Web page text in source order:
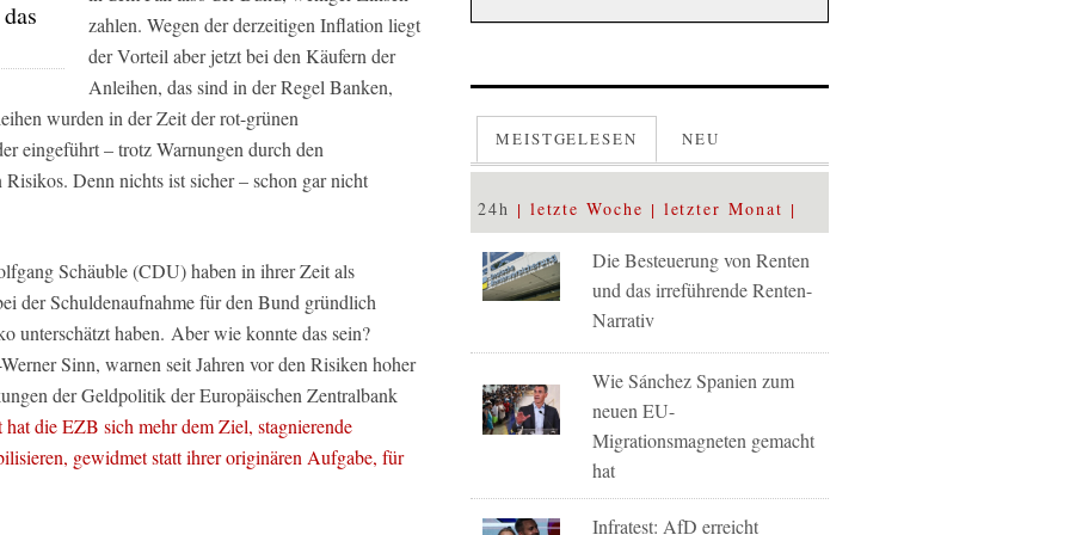
zahlen. Wegen der derzeitigen Inflation liegt
der Vorteil aber jetzt bei den Käufern der
Anleihen, das sind in der Regel Banken,
wurden in der Zeit der rot-grünen
eingeführt – trotz Warnungen durch den
Denn nichts ist sicher – schon gar nicht
Schäuble (CDU) haben in ihrer Zeit als
der Schuldenaufnahme für den Bund gründlich
unterschätzt haben. Aber wie konnte das sein?
Sinn, warnen seit Jahren vor den Risiken hoher
der Geldpolitik der Europäischen Zentralbank
hat die EZB sich mehr dem Ziel, stagnierende
gewidmet statt ihrer originären Aufgabe, für
MEISTGELESEN NEU
24h letzte Woche letzter Monat
Die Besteuerung von Renten
und das irreführende Renten-
Narrativ
Wie Sánchez Spanien zum
neuen EU-
Migrationsmagneten gemacht
hat
Infratest: AfD erreicht